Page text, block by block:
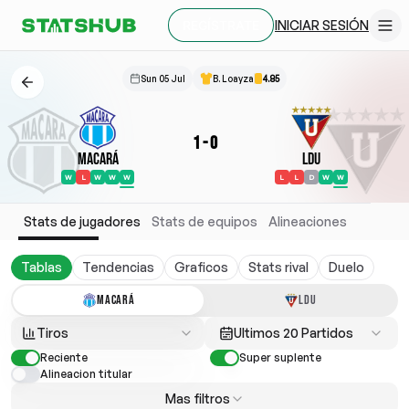
INICIAR SESIÓN
Sun 05 Jul B. Loayza 4.85
Macará
W L W W W
1-0
LDU
L L D W W
Stats de jugadores Stats de equipos Alineaciones
Tablas Tendencias Graficos Stats rival Duelo
MACARÁ LDU
Tiros Ultimos 20 Partidos
Reciente
Super suplente
Alineacion titular
Mas filtros